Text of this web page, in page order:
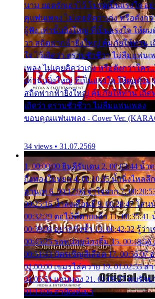
นาม ยอดรักเอาไว้ โปรดเป็นแรงใจ อ
คู่แฟนเพลง ไม่เคยคิดว่าเก่ง หรือดังก
ผู้ฟัง เท่านั้นยิ่งใหญ่ ที่เป็นแรงใจ ให้ผม
วา สถิตฟากฟ้ายิ่งใหญ่ คุ้มภัยให้ท่าน เ
ใจ ไว้เถิดว่า ตราบชั่วชีวา ไม่ลืมแฟน
เพลง ไม่เคยคิดว่าเก่ง หรือดังกว่าใค
เท่านั้นยิ่งใหญ่ ที่เป็นแรงใจ ให้ผมดังม
สถิตฟากฟ้ายิ่งใหญ่ คุ้มภัยให้ท่าน เถิด
เถิดว่า ตราบชั่วชีวา ไม่ลืมแฟนเพลง
ขอบคุณแฟนเพลง - Cover Ver.
34 views • 31.07.2569
1. 00:00:00 ยินดีรับเดน 2. 00:03:44 น้ำ
กิ่งทองใบหยก 4. 00:10:35 น้ำนิ่งไหลลึ
ลานเท 6. 00:17:06 จำใจจาก 7.
00:25:16 น้ำลงเดือนยี่ 9. 00:28:47 โส
00:32:29 ตอไม้ที่ตายแล้ว 11. 00:35:41
00:39:08 อยากฟังซ้ำ 13. 00:42:32 รู้ว่า
00:45:25 รอหน่อยน้องติ๋ม 15.
00:51:43 บัตรเชิญสีเลือด 17. 00:56:07
01:00:00 เขมรไล่ควาย 19. 01:02:55 ส
01:05:51 แอบมอง 21. 01:09:27 พบรัก
01:13:06 สายัณห์เมา